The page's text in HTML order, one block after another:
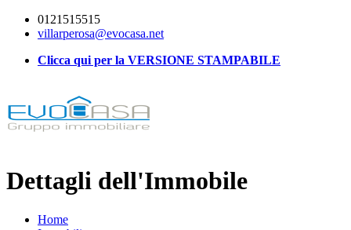
0121515515
villarperosa@evocasa.net
Clicca qui per la VERSIONE STAMPABILE
Dettagli dell'Immobile
Home